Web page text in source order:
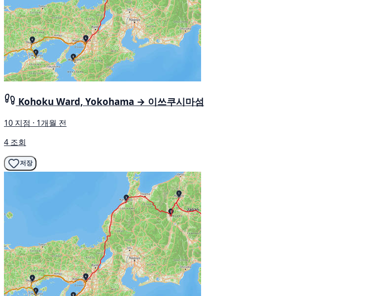
Kohoku Ward, Yokohama → 이쓰쿠시마섬
10 지점 · 1개월 전
4 조회
저장